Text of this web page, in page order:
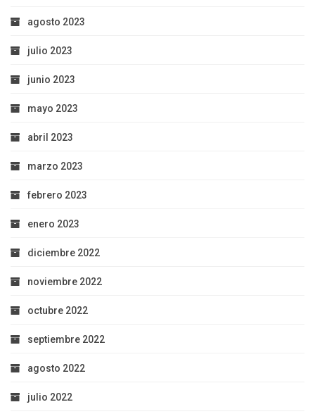
agosto 2023
julio 2023
junio 2023
mayo 2023
abril 2023
marzo 2023
febrero 2023
enero 2023
diciembre 2022
noviembre 2022
octubre 2022
septiembre 2022
agosto 2022
julio 2022